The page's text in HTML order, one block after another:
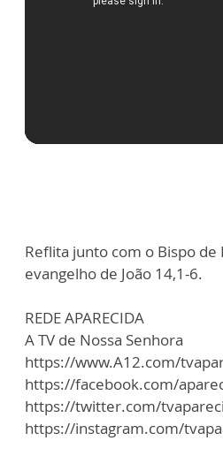
Reflita junto com o Bispo de
evangelho de João 14,1-6.
REDE APARECIDA
A TV de Nossa Senhora
https://www.A12.com/
https://facebook.com/
https://twitter.com/
https://instagram.com/